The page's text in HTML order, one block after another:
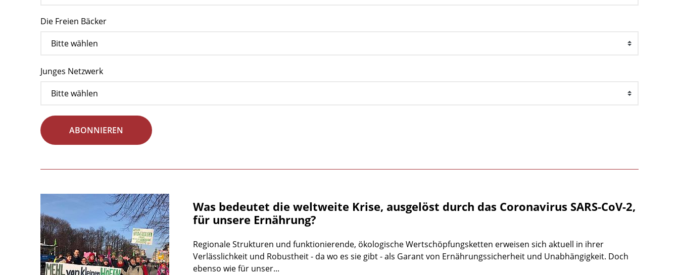
Die Freien Bäcker
Junges Netzwerk
ABONNIEREN
Was bedeutet die weltweite Krise, ausgelöst durch das Coronavirus SARS-CoV-2,
für unsere Ernährung?
Regionale Strukturen und funktionierende, ökologische Wertschöpfungsketten erweisen sich aktuell in ihrer
Verlässlichkeit und Robustheit - da wo es sie gibt - als Garant von Ernährungssicherheit und Unabhängigkeit. Doch
ebenso wie für unser...